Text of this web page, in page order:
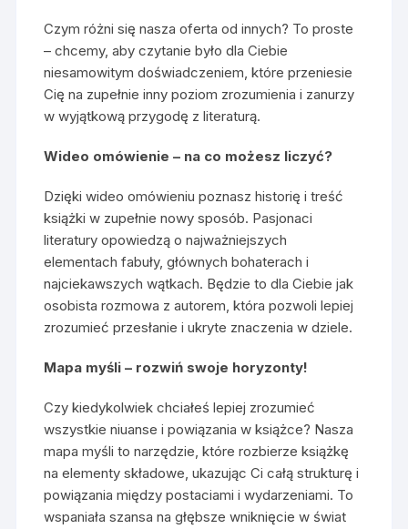
Czym różni się nasza oferta od innych? To proste
– chcemy, aby czytanie było dla Ciebie
niesamowitym doświadczeniem, które przeniesie
Cię na zupełnie inny poziom zrozumienia i zanurzy
w wyjątkową przygodę z literaturą.
Wideo omówienie – na co możesz liczyć?
Dzięki wideo omówieniu poznasz historię i treść
książki w zupełnie nowy sposób. Pasjonaci
literatury opowiedzą o najważniejszych
elementach fabuły, głównych bohaterach i
najciekawszych wątkach. Będzie to dla Ciebie jak
osobista rozmowa z autorem, która pozwoli lepiej
zrozumieć przesłanie i ukryte znaczenia w dziele.
Mapa myśli – rozwiń swoje horyzonty!
Czy kiedykolwiek chciałeś lepiej zrozumieć
wszystkie niuanse i powiązania w książce? Nasza
mapa myśli to narzędzie, które rozbierze książkę
na elementy składowe, ukazując Ci całą strukturę i
powiązania między postaciami i wydarzeniami. To
wspaniała szansa na głębsze wniknięcie w świat